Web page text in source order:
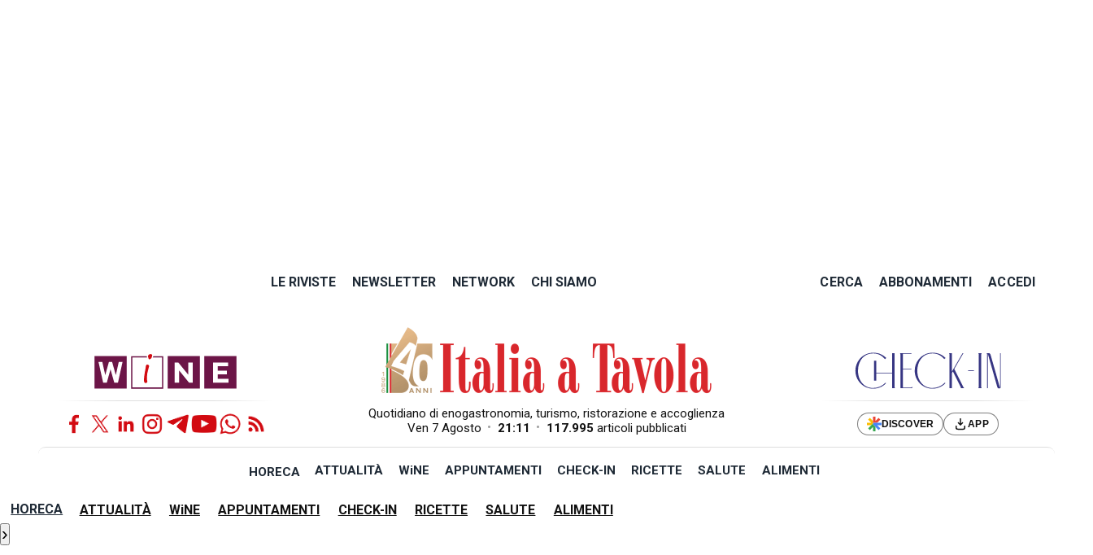
LE RIVISTE NEWSLETTER NETWORK CHI SIAMO CERCA ABBONAMENTI ACCEDI
Quotidiano di enogastronomia, turismo, ristorazione e accoglienza
Ven 7 Agosto • 21:11 • 117.995 articoli pubblicati DISCOVER APP
HORECA ATTUALITÀ WiNE APPUNTAMENTI CHECK-IN RICETTE SALUTE ALIMENTI
HORECA ATTUALITÀ WiNE APPUNTAMENTI CHECK-IN RICETTE SALUTE ALIMENTI
›